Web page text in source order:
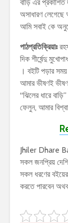
বাড়ি এর
অসাধারণ
আমি সবাই কে
পাঠপ্রতিক্রিয়াঃ
দিক শীর্ষেন্দু
। বইটি পড়ার
আমার ভীষণই
“ঝিলের ধারে
ফেলুন, আমার
Jhiler Dhare Bari
সকল জনপ্রিয় দেশি
সকল ধরণের
করতে পারবেন